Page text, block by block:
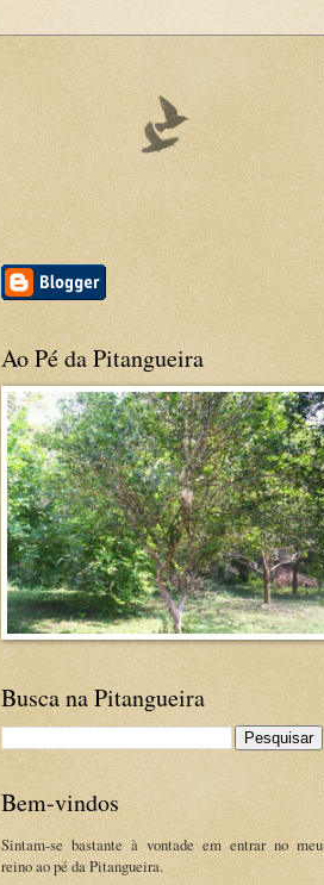
Ao Pé da Pitangueira
Busca na Pitangueira
Bem-vindos
Sintam-se bastante à vontade em entrar no meu
reino ao pé da Pitangueira.